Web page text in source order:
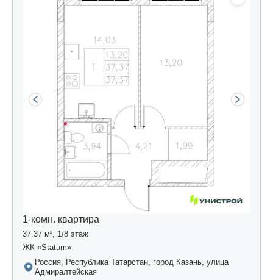
1-комн. квартира
37.37 м², 1/8 этаж
ЖК «Statum»
Россия, Республика Татарстан, город Казань, улица
Адмиралтейская